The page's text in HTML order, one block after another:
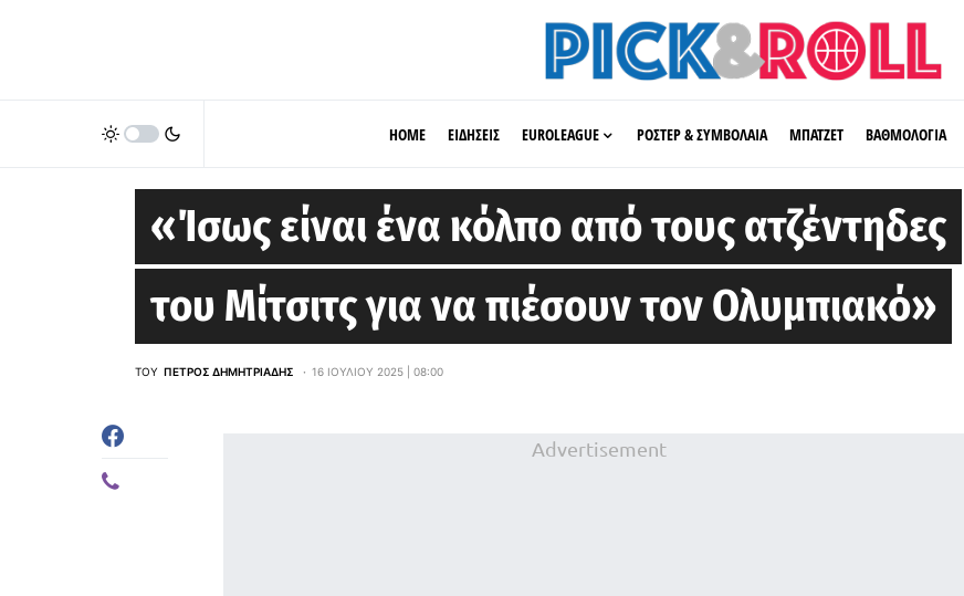
HOME ΕΙΔΗΣΕΙΣ EUROLEAGUE ΡΟΣΤΕΡ & ΣΥΜΒΟΛΑΙΑ ΜΠΑΤΖΕΤ ΒΑΘΜΟΛΟΓΙΑ
«Ίσως είναι ένα κόλπο από τους ατζέντηδες
του Μίτσιτς για να πιέσουν τον Ολυμπιακό»
ΤΟΥ ΠΈΤΡΟΣ ΔΗΜΗΤΡΙΆΔΗΣ 16 ΙΟΥΛΊΟΥ 2025 | 08:00
Advertisement